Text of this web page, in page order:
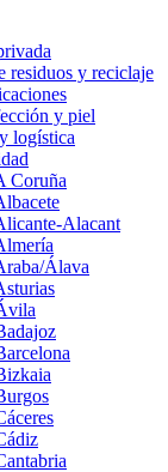
residuos y reciclaje
y piel
logística
Coruña
Alacant
Álava